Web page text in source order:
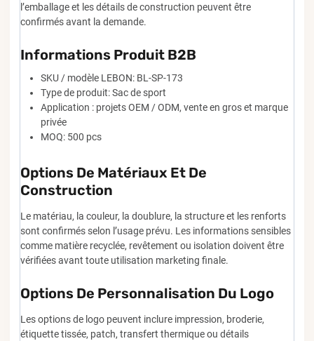
l’emballage et les détails de construction peuvent être
confirmés avant la demande.
Informations Produit B2B
SKU / modèle LEBON: BL-SP-173
Type de produit: Sac de sport
Application : projets OEM / ODM, vente en gros et marque
privée
MOQ: 500 pcs
Options De Matériaux Et De
Construction
Le matériau, la couleur, la doublure, la structure et les renforts
sont confirmés selon l’usage prévu. Les informations sensibles
comme matière recyclée, revêtement ou isolation doivent être
vérifiées avant toute utilisation marketing finale.
Options De Personnalisation Du Logo
Les options de logo peuvent inclure impression, broderie,
étiquette tissée, patch, transfert thermique ou détails